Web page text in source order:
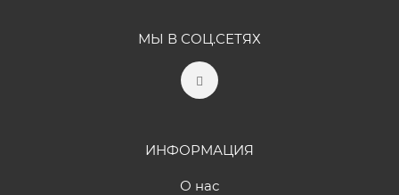
МЫ В СОЦ.СЕТЯХ
ИНФОРМАЦИЯ
О нас